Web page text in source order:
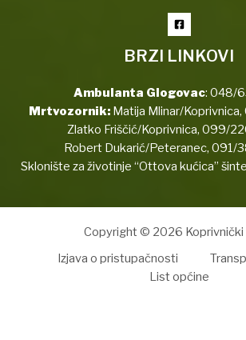
BRZI LINKOVI
Ambulanta Glogovac: 048/
Mrtvozornik:Matija Mlinar/Koprivnica,
Zlatko Friščić/Koprivnica, 099/
Robert Dukarić/Peteranec, 091/
Sklonište za životinje “Ottova kućica”
Copyright © 2026 Koprivnički
Izjava o pristupačnosti
List općine